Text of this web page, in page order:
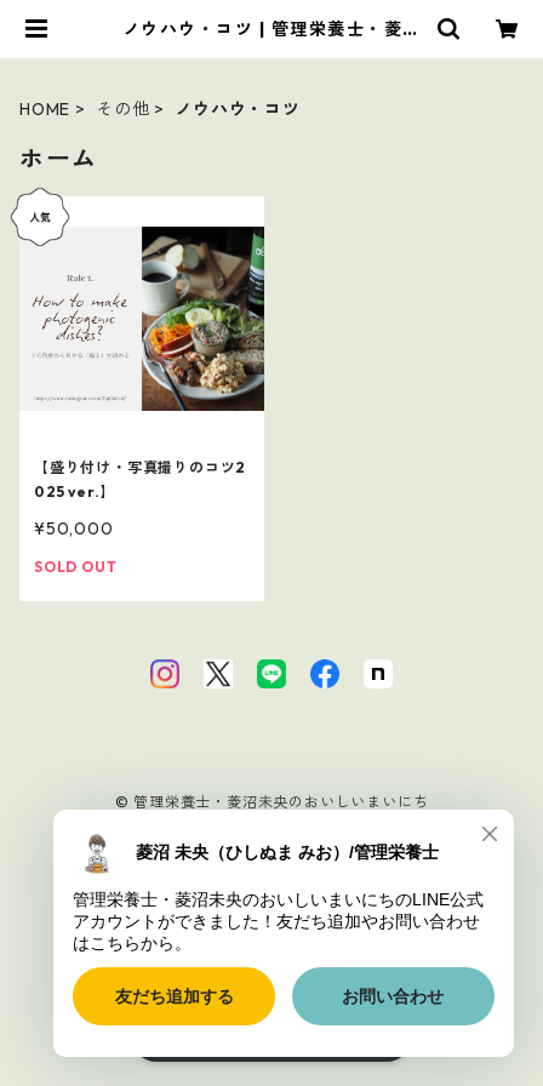
ノウハウ・コツ | 管理栄養士・菱沼
HOME その他 ノウハウ・コツ
ホーム
【盛り付け・写真撮りのコツ2
025 ver.】
¥50,000
SOLD OUT
© 管理栄養士・菱沼未央のおいしいまいにち
Powered by